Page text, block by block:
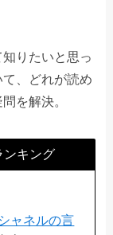
りたいと思っ
、どれが読め
を解決。
ンキング
ャネルの言